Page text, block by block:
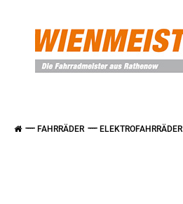
FAHRRÄDER ELEKTROFAHRRÄDER